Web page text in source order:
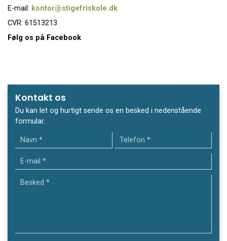
E-mail: kontor@stigefriskole.dk
CVR: 61513213
Følg os på Facebook
Kontakt os
Du kan let og hurtigt sende os en besked i nedenstående
formular.